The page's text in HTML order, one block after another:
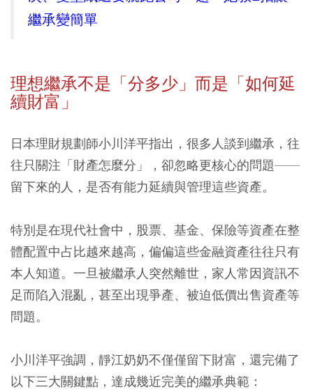
繼承變簡單
理想繼承不是「分多少」而是「如何延
續財富」
日本理財規劃師小川洋平指出，很多人談到繼承，往
往只關注「財產怎麼分」，卻忽略更核心的問題——
留下來的人，是否有能力延續與管理這些資產。
特別是在現代社會中，股票、基金、保險等資產在整
體配置中占比越來越高，偏偏這些金融資產往往只有
本人知道。一旦被繼承人突然離世，家人常因資訊不
足而陷入混亂，甚至出現爭產、被迫低價出售資產等
問題。
小川洋平強調，靜江奶奶不僅僅留下財富，還完備了
以下三大關鍵點，達成幾近完美的繼承典範：